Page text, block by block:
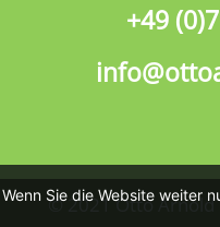
+49
© 2021 Otto Arnold
Sie die Website weiter